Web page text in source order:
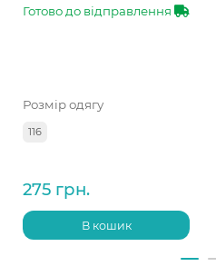
Готово до відправлення
Розмір одягу
116
275 грн.
В кошик